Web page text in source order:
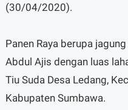
(30/04/2020).
Panen Raya berupa
Abdul Ajis dengan luas
Tiu Suda Desa Ledang,
Kabupaten Sumbawa.